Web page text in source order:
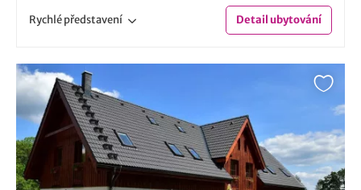
Rychlépředstavení Detailubytování